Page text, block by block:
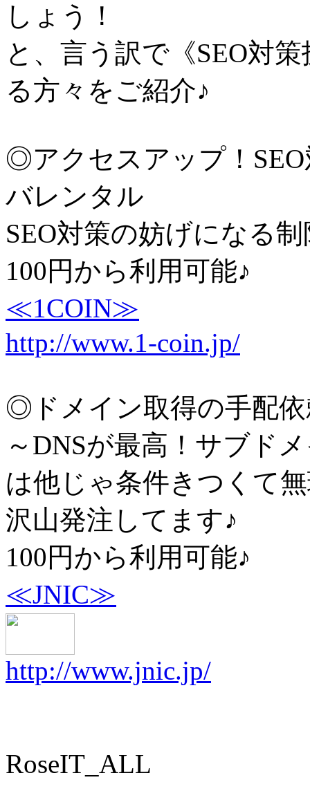
しょう！
と、言う訳で《SEO対
る方々をご紹介♪
◎アクセスアップ！
バレンタル
SEO対策の妨げになる
100円から利用可能♪
≪1COIN≫
http://www.1-coin.jp/
◎ドメイン取得の手配
～DNSが最高！サブド
は他じゃ条件きつくて
沢山発注してます♪
100円から利用可能♪
≪JNIC≫
http://www.jnic.jp/
RoseIT_ALL